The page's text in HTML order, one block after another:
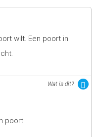
wilt. Een poort in
Wat is dit?
poort